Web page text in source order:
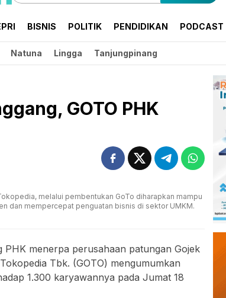
BISNIS POLITIK PENDIDIKAN PODCAST
Natuna Lingga Tanjungpinang
GOTO PHK
melalui pembentukan GoTo diharapkan mampu
dan mempercepat penguatan bisnis di sektor UMKM.
PHK menerpa perusahaan patungan Gojek
Tbk. (GOTO) mengumumkan
1.300 karyawannya pada Jumat 18